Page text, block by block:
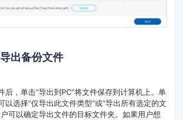
出备份文件
后，单击“导出到PC”将文件保存到计算机上。单
以选择“仅导出此文件类型”或“导出所有选定的文
可以确定导出文件的目标文件夹。如果用户想